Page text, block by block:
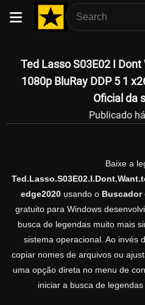
Ted Lasso S03E02 I
1080p BluRay DDP 5 1
Oficial da
Publicado
Baixe a
edge2020usando o Buscador
gratuito para Windows
busca de legendas muito mais
sistema operacional. Ao invés
copiar nomes de arquivos ou
uma opção direta no menu de
iniciar a busca de